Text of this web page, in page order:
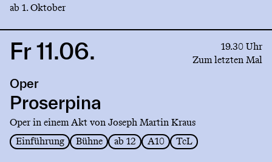
ab 1. Oktober
Link
Proserpina
Fr 11.06.
19.30 Uhr
Zum letzten Mal
Oper
Proserpina
Oper in einem Akt von Joseph Martin Kraus
Einführung
Bühne ab 12 A10 TcL